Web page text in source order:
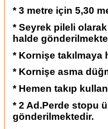
* 3 metre için 5,30
* Seyrek pileli
halde
* Kornişe takılmaya
* Kornişe asma
* Hemen takıp
* 2 Ad.Perde stopu
gönderilmektedir.